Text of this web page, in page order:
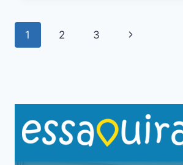
Navigation
1 2 3
Page